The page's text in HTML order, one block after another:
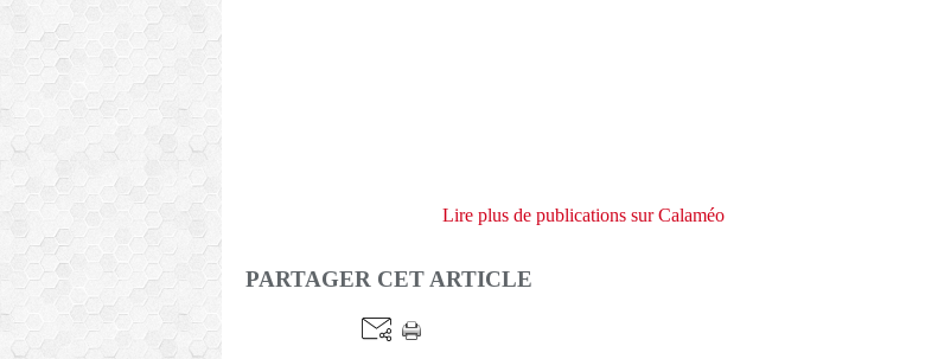
Lire plus de publications sur Calaméo
PARTAGER CET ARTICLE